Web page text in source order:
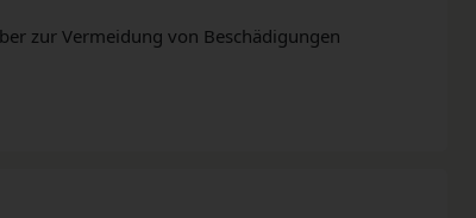
zur Vermeidung von Beschädigungen